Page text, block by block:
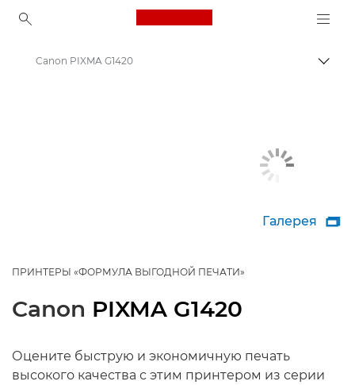
Canon Logo, back to
Canon PIXMA G1420
Галерея 
ПРИНТЕРЫ «ФОРМУЛА ВЫГОДНОЙ ПЕЧАТИ»
Canon PIXMA G1420
Оцените быструю и экономичную печать
высокого качества с этим принтером из серии